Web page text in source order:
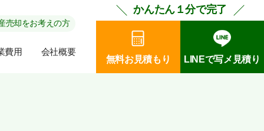
売却をお考えの方
費用 会社概要
かんたん１分で完了
無料お見積もり LINEで写メ見積り